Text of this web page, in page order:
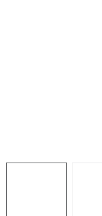
OSTATNÍ